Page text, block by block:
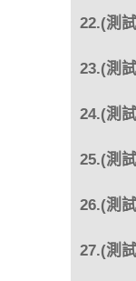
22.(測
23.(測
24.(測
25.(測
26.(測
27.(測